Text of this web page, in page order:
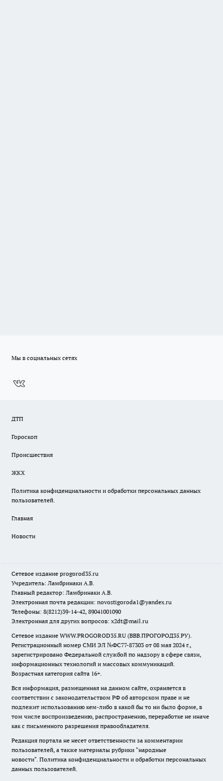
Мы в социальных сетях
ДТП
Гороскоп
Происшествия
ЖКХ
Политика конфиденциальности и обработки персональных данных
пользователей.
Главная
Новости
Сетевое издание progorod35.ru
Учредитель: Ламбринаки А.В.
Главный редактор: Ламбринаки А.В.
Электронная почта редакции: novostigoroda1@yandex.ru
Телефоны: 8(8212)39-14-42, 89041001090
Электронная для других вопросов: x2dt@mail.ru
Сетевое издание WWW.PROGOROD35.RU (ВВВ.ПРОГОРОД35.РУ).
Регистрационный номер СМИ ЭЛ №ФС77-87303 от 08 мая 2024 г.,
зарегистрировано Федеральной службой по надзору в сфере связи,
информационных технологий и массовых коммуникаций.
Возрастная категория сайта 16+.
Вся информация, размещенная на данном сайте, охраняется в
соответствии с законодательством РФ об авторском праве и не
подлежит использованию кем-либо в какой бы то ни было форме, в
том числе воспроизведению, распространению, переработке не иначе
как с письменного разрешения правообладателя.
Редакция портала не несет ответственности за комментарии
пользователей, а также материалы рубрики "народные
новости". Политика конфиденциальности и обработки персональных
данных пользователей.